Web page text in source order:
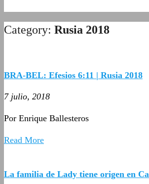
Category: Rusia 2018
BRA-BEL: Efesios 6:11 | Rusia 2018
7 julio, 2018
Por Enrique Ballesteros
Read More
La familia de Lady tiene origen en